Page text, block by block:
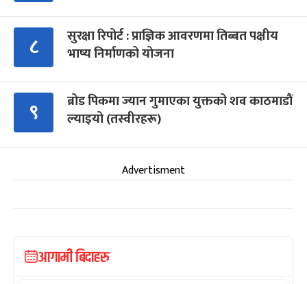
८
सुरक्षा रिपोर्ट : प्राज्ञिक आवरणमा तिब्बत पक्षीय
भाष्य निर्माणको योजना
९
ब्रोड पिकमा ज्यान गुमाएका युक्तको शव काठमाडौं
ल्याइयो (तस्वीरहरू)
Advertisment
आगामी बिदाहरु